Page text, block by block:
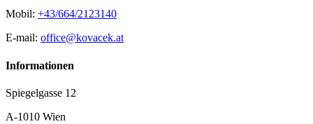
Mobil: +43/664/2123140
E-mail: office@kovacek.at
Informationen
Spiegelgasse 12
A-1010 Wien